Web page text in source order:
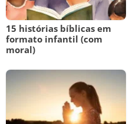
15 histórias bíblicas em
formato infantil (com
moral)